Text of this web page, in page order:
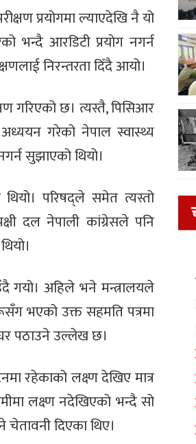
प्रयोगमा ल्याएदेखि नै यो
भन्दै आरडिटी प्रयोग नगर्न
निरन्तरता दिँदै आयो।
गरिएको छ। त्यस्तै, पिसिआर
गरेको नेपाल स्वास्थ्य
सुझाएको थियो।
थियो। परिषद्ले समेत त्यस्तो
दल नेपाली कांग्रेसले पनि
गयो। अहिले भने मन्त्रालयले
भएको उक्त सहमति पत्रमा
घर पठाउने उल्लेख छ।
रहेकाको लक्ष्ण देखिए मात्र
लक्ष्ण नदेखिएको भन्दै सो
दिएका थिए।